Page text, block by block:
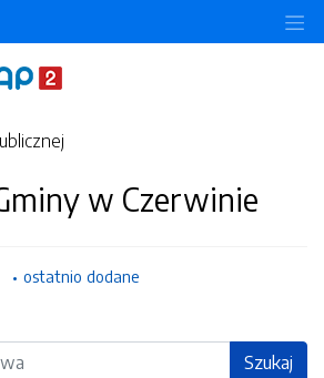
w Czerwinie
ostatnio dodane
Szukaj